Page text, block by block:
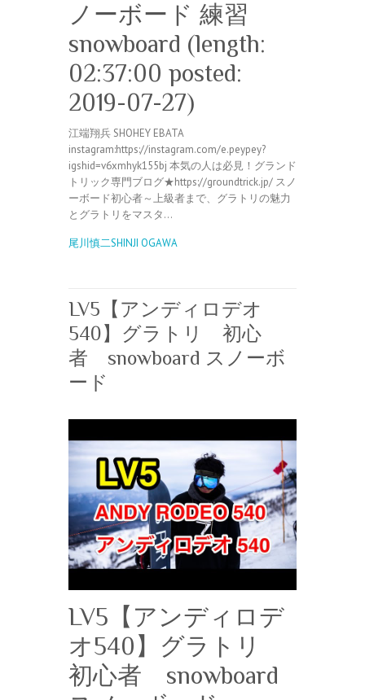
ノーボード 練習
snowboard (length:
02:37:00 posted:
2019-07-27)
江端翔兵 SHOHEY EBATA
instagram:https://instagram.com/e.peypey?
igshid=v6xmhyk155bj 本気の人は必見！グランド
トリック専門ブログ★https://groundtrick.jp/ スノ
ーボード初心者～上級者まで、グラトリの魅力
とグラトリをマスタ…
尾川慎二SHINJI OGAWA
LV5【アンディロデオ
540】グラトリ 初心
者 snowboard スノーボ
ード
LV5【アンディロデ
オ540】グラトリ
初心者 snowboard